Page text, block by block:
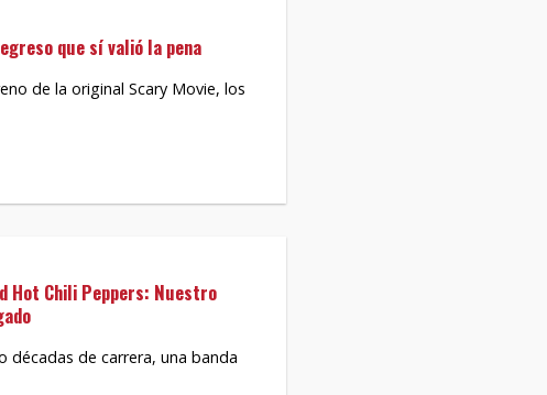
que sí valió la pena
de la original Scary Movie, los
Hot Chili Peppers: Nuestro
décadas de carrera, una banda